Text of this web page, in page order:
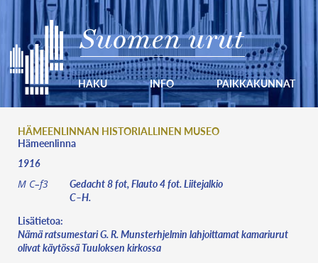
Suomen urut
HAKU INFO PAIKKAKUNNAT
HÄMEENLINNAN HISTORIALLINEN MUSEO
Hämeenlinna
1916
M C–f3
Gedacht 8 fot, Flauto 4 fot. Liitejalkio
C–H.
Lisätietoa:
Nämä ratsumestari G. R. Munsterhjelmin lahjoittamat kamariurut
olivat käytössä Tuuloksen kirkossa